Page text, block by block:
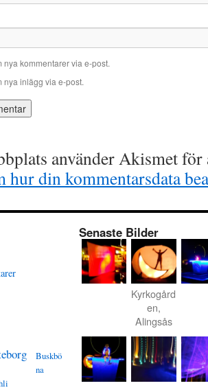
nya kommentarer via e-post.
nya inlägg via e-post.
använder Akismet
hur din kommentarsdata
Buskbö
na
Senaste Bilder
Kyrkogård
en,
Alingsås